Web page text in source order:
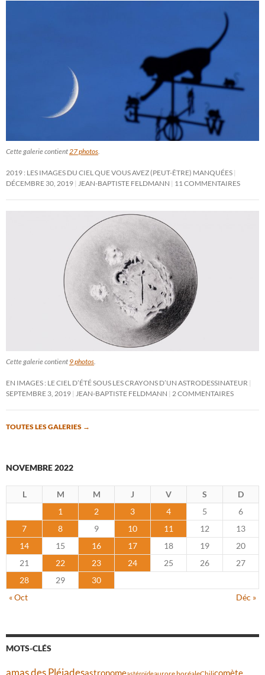
Cette galerie contient 27 photos
2019 : LES IMAGES DU CIEL QUE VOUS AVEZ (PEUT-ÊTRE) MANQUÉES
DÉCEMBRE 30, 2019
JEAN-BAPTISTE FELDMANN 11 COMMENTAIRES
Cette galerie contient 9 photos
EN IMAGES : LE CIEL D’ÉTÉ SOUS LES CRAYONS D’UN ASTRODESSINATEUR
SEPTEMBRE 3, 2019
JEAN-BAPTISTE FELDMANN 2 COMMENTAIRES
TOUTES LES GALERIES →
NOVEMBRE 2022
L M M J V S
D
1
2 3 4 5
6
7
8 9 10 11 12
13
14
15 16 17 18 19
20
21
22 23 24 25 26
27
28
29
30
« Oct
Déc »
MOTS-CLÉS
amas des Pléiadesastronomeastéroïde Chilicomète